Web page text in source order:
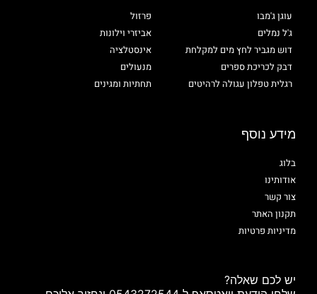
עוגן ג'מבו
ג'ל נמלים
דוש מגביר לחץ מים למקלחת
דבק לכריכת ספרים
רגלית טפלון עגולה לרהיטים
פרזול
אביזרי וילונות
אינסטלציה
מנעולים
תחתיות ומגינים
מידע נוסף
בלוג
אודותינו
צור קשר
תקנון האתר
מדיניות פרטיות
יש לכם שאלה?